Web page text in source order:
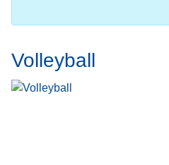
Volleyball